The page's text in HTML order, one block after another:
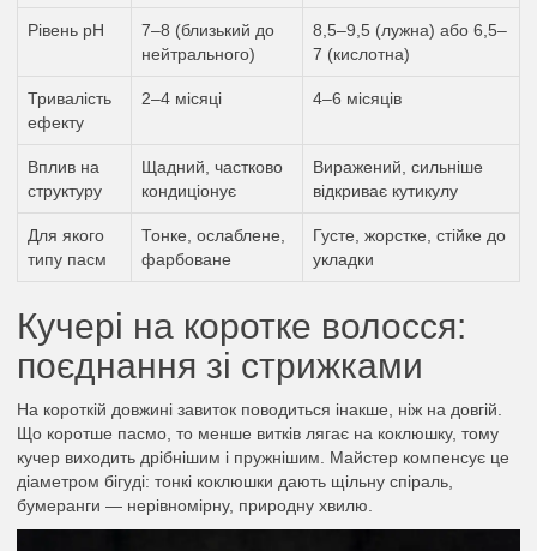
Рівень pH
7–8 (близький до
нейтрального)
8,5–9,5 (лужна) або 6,5–
7 (кислотна)
Тривалість
ефекту
2–4 місяці 4–6 місяців
Вплив на
структуру
Щадний, частково
кондиціонує
Виражений, сильніше
відкриває кутикулу
Для якого
типу пасм
Тонке, ослаблене,
фарбоване
Густе, жорстке, стійке до
укладки
Кучері на коротке волосся:
поєднання зі стрижками
На короткій довжині завиток поводиться інакше, ніж на довгій.
Що коротше пасмо, то менше витків лягає на коклюшку, тому
кучер виходить дрібнішим і пружнішим. Майстер компенсує це
діаметром бігуді: тонкі коклюшки дають щільну спіраль,
бумеранги — нерівномірну, природну хвилю.